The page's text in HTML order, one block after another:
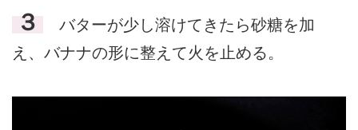
３
バターが少し溶けてきたら砂糖を加
え、バナナの形に整えて火を止める。